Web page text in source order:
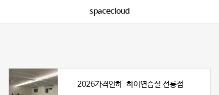
spacecloud
2026가격인하-하이연습실 선릉점